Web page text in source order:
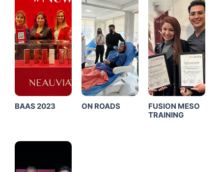
BAAS 2023 ON ROADS
FUSION MESO
TRAINING